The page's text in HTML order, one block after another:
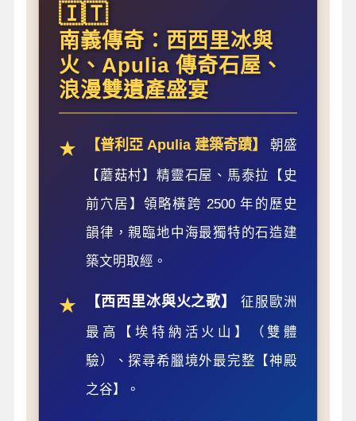
🇮🇹
南義傳奇：西西里冰與
火、Apulia 傳奇石屋、
浪漫雙遺產盛宴
★ 【普利亞 Apulia 建築奇蹟】 朝盛
【蘑菇村】精靈石屋、馬泰拉【史
前穴居】領略橫跨 2500 年的歷史
韻律，親臨地中海最獨特的石造建
築文明取經。
★ 【西西里冰與火之歌】 征服歐洲
最高【埃特納活火山】（雙體
驗）、探尋希臘境外最完整【神殿
之谷】。